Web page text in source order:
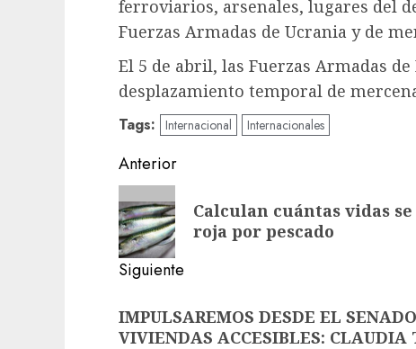
ferroviarios, arsenales, lugares del
Fuerzas Armadas de Ucrania y de
El 5 de abril, las Fuerzas Armadas
desplazamiento temporal de
Tags: Internacional Internacionales
Navegación
de
entradas
Anterior
Entrada
anterior:
Calculan cuántas vidas
roja por pescado
Siguiente
entrada:
IMPULSAREMOS DESDE EL
VIVIENDAS ACCESIBLES: CLAUDIA